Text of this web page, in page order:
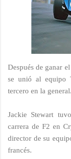
Después de ganar
se unió al equipo
tercero en la
Jackie Stewart
carrera de F2 en
director de su
francés.